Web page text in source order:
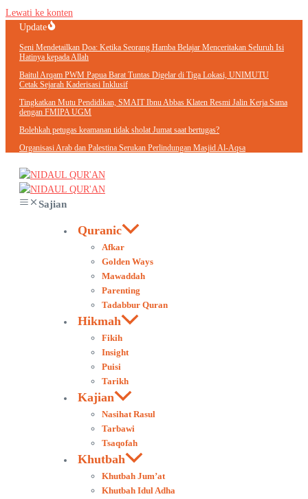
Lewati ke konten
Update
Seni Mendetailkan Doa: Ketika Seorang Hamba Belajar Menceritakan Seluruh Isi
Hatinya kepada Allah
Baitul Arqam PWM Papua Barat Tuntas Digelar di Tiga Lokasi, UNIMUTU
Cetak Sejarah Kaderisasi Inklusif
Tingkatkan Mutu Pendidikan, SMAIT Ibnu Abbas Klaten Resmi Jalin Kerja Sama
dengan FMIPA UGM
Bolehkah petugas keamanan tidak sholat Jumat saat bertugas?
Organisasi Arab dan Palestina Serukan Perlindungan Masjid Al-Aqsa
Sajian
Quranic
Afkar
Golden Ways
Mawaddah
Parenting
Tadabbur Quran
Hikmah
Fikih
Insight
Puisi
Tarikh
Kajian
Nasihat Rasul
Tarbawi
Tsaqofah
Khutbah
Khutbah Jum’at
Khutbah Idul Adha